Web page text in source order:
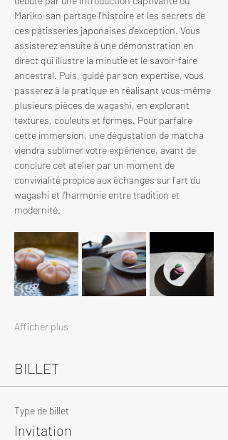
Mariko-san partage l'histoire et les secrets de
ces pâtisseries japonaises d'exception. Vous
assisterez ensuite à une démonstration en
direct qui illustre la minutie et le savoir-faire
ancestral. Puis, guidé par son expertise, vous
passerez à la pratique en réalisant vous-même
plusieurs pièces de wagashi, en explorant
textures, couleurs et formes. Pour parfaire
cette immersion, une dégustation de matcha
viendra sublimer votre expérience, avant de
conclure cet atelier par un moment de
convivialité propice aux échanges sur l'art du
wagashi et l'harmonie entre tradition et
modernité.
Afficher plus
BILLET
Type de billet
Invitation